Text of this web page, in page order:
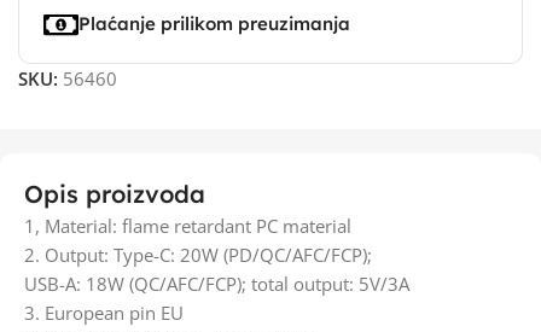
Plaćanje prilikom preuzimanja
SKU: 56460
Opis proizvoda
1, Material: flame retardant PC material
2. Output: Type-C: 20W (PD/QC/AFC/FCP);
USB-A: 18W (QC/AFC/FCP); total output: 5V/3A
3. European pin EU